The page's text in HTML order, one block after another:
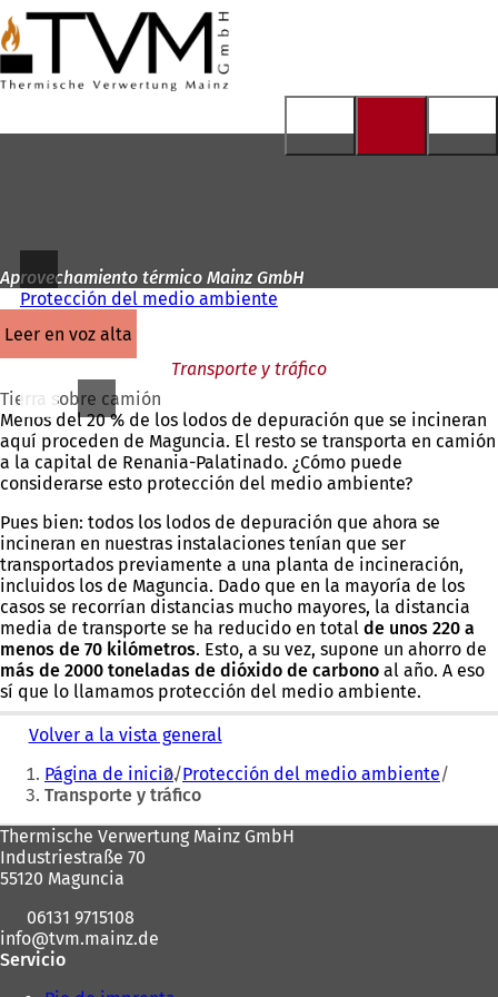
Saltar al contenido
la
página
de
inicio
Aprovechamiento térmico Mainz GmbH
Protección del medio ambiente
leer en voz alta
Transporte y tráfico
Tierra sobre camión
Menos del 20 % de los lodos de depuración que se incineran
aquí proceden de Maguncia. El resto se transporta en camión
a la capital de Renania-Palatinado. ¿Cómo puede
considerarse esto protección del medio ambiente?
Pues bien: todos los lodos de depuración que ahora se
incineran en nuestras instalaciones tenían que ser
transportados previamente a una planta de incineración,
incluidos los de Maguncia. Dado que en la mayoría de los
casos se recorrían distancias mucho mayores, la distancia
media de transporte se ha reducido en total de unos 220 a
menos de 70 kilómetros. Esto, a su vez, supone un ahorro de
más de 2000 toneladas de dióxido de carbono al año. A eso
sí que lo llamamos protección del medio ambiente.
Volver a la vista general
Estás
aquí:
Página de inicio Protección del medio ambiente
Transporte y tráfico
Zona
de
pies
Thermische Verwertung Mainz GmbH
Industriestraße 70
55120 Maguncia
06131 9715108
info
tvm.mainz de
Servicio